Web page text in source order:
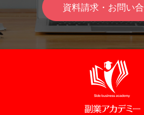
資料請求・お問い